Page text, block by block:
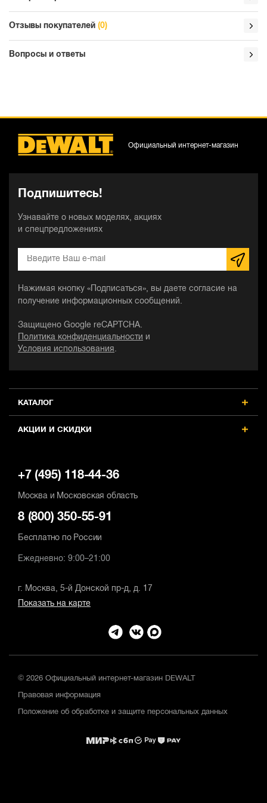
Отзывы покупателей (0)
Вопросы и ответы
КАТАЛОГ
АКЦИИ И СКИДКИ
Подпишитесь!
Узнавайте о новых моделях, акциях
и спецпредложениях
Нажимая кнопку «Подписаться», вы даете согласие на
получение информационных сообщений.
Защищено Google reCAPTCHA.
Политика конфиденциальности
и
Условия использования .
Официальный интернет-магазин
+7 (495) 118-44-36
Москва и Московская область
8 (800) 350-55-91
Бесплатно по России
Ежедневно: 9:00–21:00
г. Москва, 5-й Донской пр-д, д. 17
Показать на карте
© 2026 Официальный интернет-магазин DEWALT
Правовая информация
Положение об обработке и защите персональных данных